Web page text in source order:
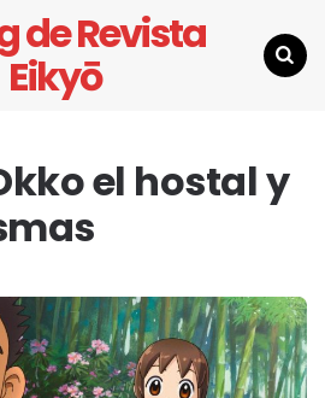
de Revista
Eikyō
el hostal y